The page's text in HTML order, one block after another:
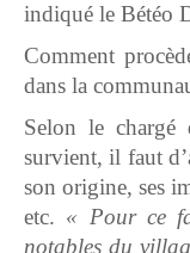
indiqué le Bétéo
Comment
dans la
Selon le chargé
survient, il faut
son origine, ses
etc. « Pour ce
notables du